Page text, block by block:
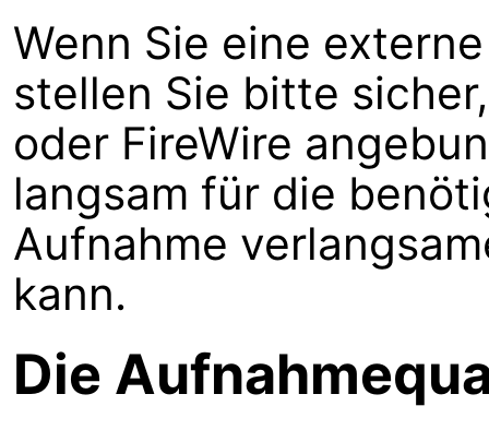
Wenn Sie eine
stellen Sie bitte
oder FireWire
langsam für die
Aufnahme
kann.
Die